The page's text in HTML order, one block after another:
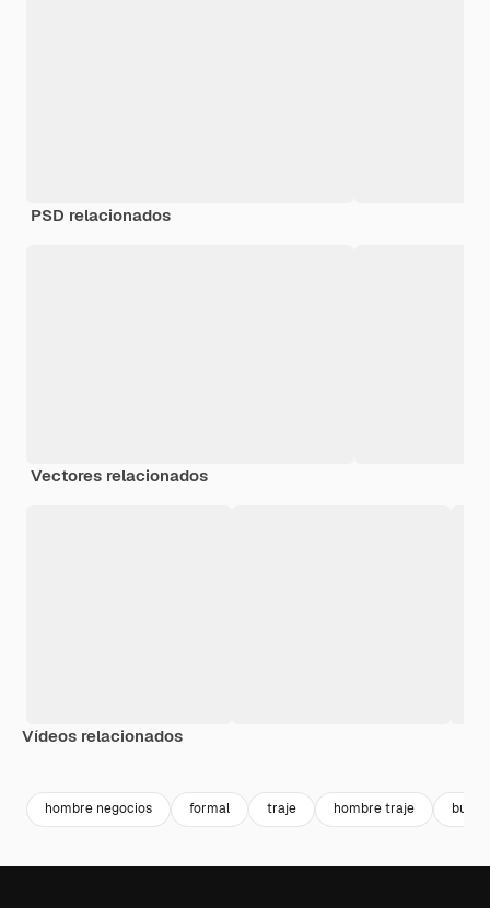
PSD relacionados
Vectores relacionados
Vídeos relacionados
hombre negocios formal traje hombre traje